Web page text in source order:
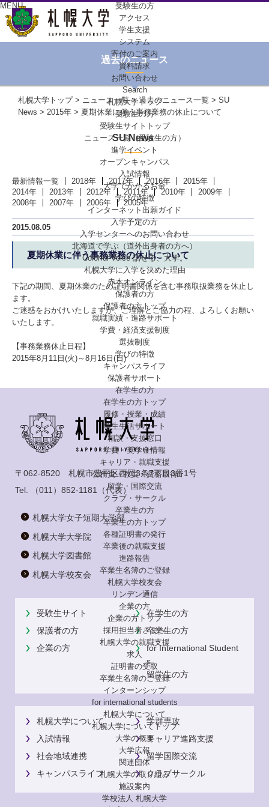
MENU
受験生の方
アクセス
学生支援
システム
寄付のご案内
資料請求
お問い合わせ
Search
札幌大学トップ
受験生の方
受験生サイトトップ
ニュース一覧（受験生の方）
進学イベント
オープンキャンパス
入試情報
大学でかかるお金
学びの特徴
インターネット出願ガイド
入学予定の方
入学センターへのお問い合わせ
北海道で学ぶ （道外出身者の方へ）
Colorful-Voice話せる、大学。
札幌大学に入学を決めた理由
赤本オンライン
保護者の方
保護者の方トップ
就職実績・進路サポート
学費・経済支援制度
選抜制度
学びの特徴
キャンパスライフ
保護者サポート
在学生の方
在学生の方トップ
履修・授業・成績
学生生活サポート
相談・支援窓口
学費・奨学金情報
キャリア・就職支援
公務員・教員・資格取得
留学・国際交流
クラブ・サークル
卒業生の方
卒業生の方トップ
各種証明書の発行
卒業後の就職支援
進路報告
卒業生名簿のご登録
札幌大学校友会
リンデン通信
企業の方
企業の方トップ
採用担当者さまへ
札幌大学の就職支援
求人
証明書の受取
卒業生名簿のご登録
インターンシップ
for international students
札幌大学について
札幌大学についてトップ
大学の概要
大学広報
関連団体
札幌大学の取り組み
施設案内
学校法人 札幌大学
過去のニュース
札幌大学トップ> ニュース一覧>過去のニュース一覧 > SU
News > 2015年 > 夏期休業に伴う事務業務の休止について
SU News
最新情報一覧 2018年 2017年 2016年
2015年
2014年
2013年 2012年 2011年 2010年
2009年
2008年
2007年 2006年 2005年
2015.08.05
夏期休業に伴う事務業務の休止について
下記の期間、夏期休業のため証明書関係を含む事務取扱業務を休止し
ます。
ご迷惑をおかけいたしますが、ご理解とご協力の程、よろしくお願い
いたします。
【事務業務休止日程】
2015年8月11日(火)～8月16日(日)
〒062-8520 札幌市豊平区西岡3条7丁目3番1号
Tel.
（011）852-1181 （代表）
札幌大学女子短期大学部
札幌大学大学院
札幌大学図書館
札幌大学校友会
受験生サイト
在学生の方
保護者の方
卒業生の方
企業の方
for International Student
s
留学生の方
札幌大学について
学群専攻
入試情報
キャリア進路支援
社会地域連携
留学国際交流
キャンパスライフ
クラブサークル